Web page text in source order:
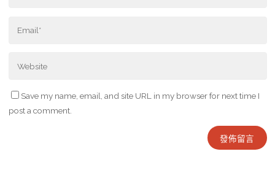
Save my name, email, and site URL in my browser for next time I
post a comment.